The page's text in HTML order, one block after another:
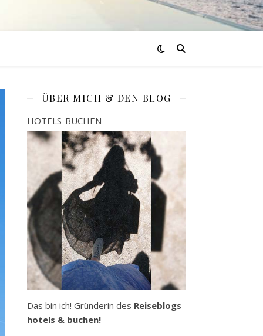
ÜBER MICH & DEN BLOG
HOTELS-BUCHEN
Das bin ich! Gründerin des Reiseblogs
hotels & buchen!